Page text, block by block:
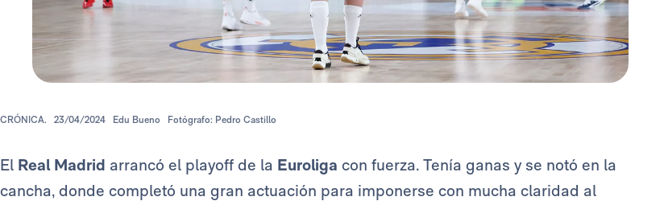
CRÓNICA. 23/04/2024 Edu Bueno Fotógrafo: Pedro Castillo
El Real Madrid arrancó el playoff de la Euroliga con fuerza. Tenía ganas y se notó en la
cancha, donde completó una gran actuación para imponerse con mucha claridad al